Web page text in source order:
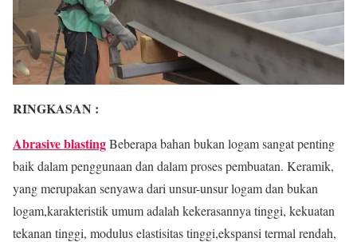
RINGKASAN :
Abrasive blastingBeberapa bahan bukan logam sangat penting
baik dalam penggunaan dan dalam proses pembuatan. Keramik,
yang merupakan senyawa dari unsur-unsur logam dan bukan
logam,karakteristik umum adalah kekerasannya tinggi, kekuatan
tekanan tinggi, modulus elastisitas tinggi,ekspansi termal rendah,